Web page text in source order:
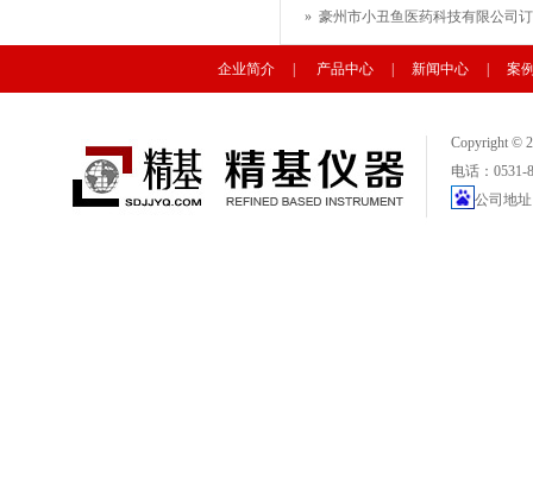
» 豪州市小丑鱼医药科技有限公司
企业简介 产品中心 新闻中心 案
Copyright ©
电话：0531-
公司地